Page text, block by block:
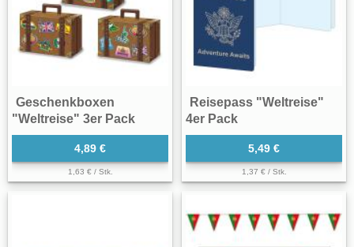
Geschenkboxen
"Weltreise" 3er Pack
4,89 €
1,63 € / Stk.
Reisepass "Weltreise"
4er Pack
5,49 €
1,37 € / Stk.